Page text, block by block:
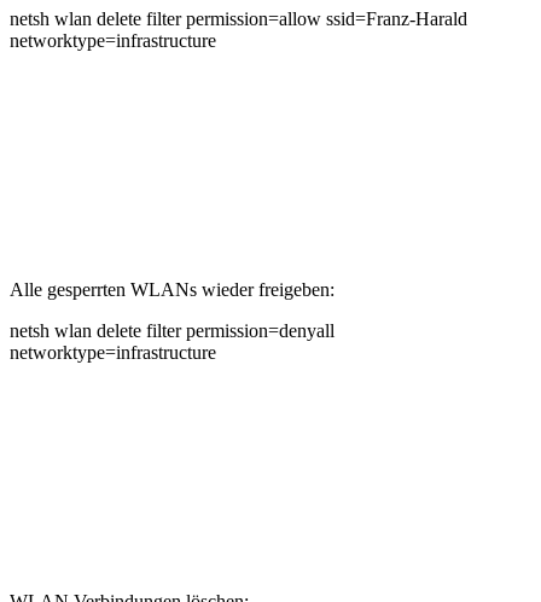
netsh wlan delete filter permission=allow ssid=Franz-Harald
networktype=infrastructure
Alle gesperrten WLANs wieder freigeben:
netsh wlan delete filter permission=denyall
networktype=infrastructure